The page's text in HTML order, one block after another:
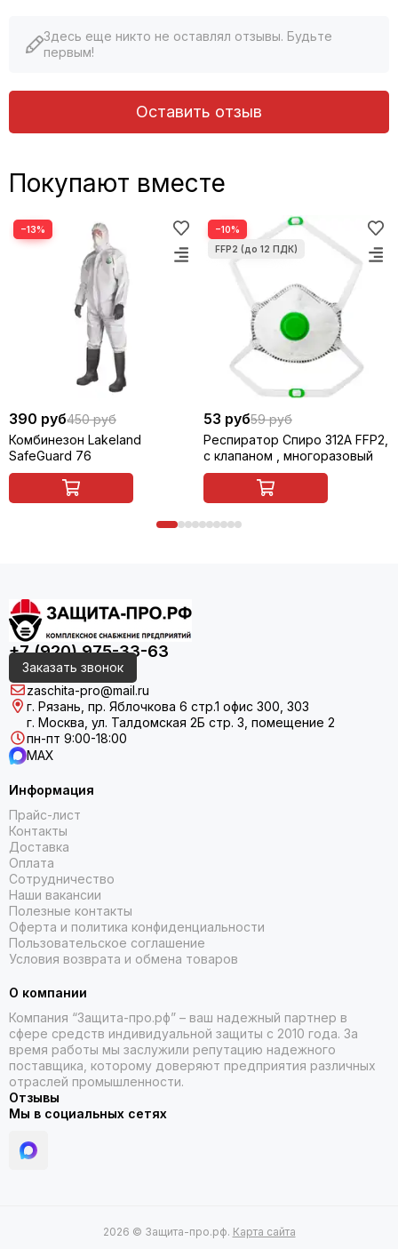
Здесь еще никто не оставлял отзывы. Будьте
первым!
Оставить отзыв
Покупают вместе
−13%
390 руб450 руб
Комбинезон Lakeland
SafeGuard 76
−10%
53 руб59 руб
Респиратор Спиро 312А FFP2,
с клапаном , многоразовый
+7 (920) 975-33-63
Заказать звонок
zaschita-pro@mail.ru
г. Рязань, пр. Яблочкова 6 стр.1 офис 300, 303
г. Москва, ул. Талдомская 2Б стр. 3, помещение 2
пн-пт 9:00-18:00
MAX
Информация
Прайс-лист
Контакты
Доставка
Оплата
Сотрудничество
Наши вакансии
Полезные контакты
Оферта и политика конфиденциальности
Пользовательское соглашение
Условия возврата и обмена товаров
О компании
Компания “Защита-про.рф” – ваш надежный партнер в
сфере средств индивидуальной защиты с 2010 года. За
время работы мы заслужили репутацию надежного
поставщика, которому доверяют предприятия различных
отраслей промышленности.
Отзывы
Мы в социальных сетях
2026 © Защита-про.рф. Карта сайта